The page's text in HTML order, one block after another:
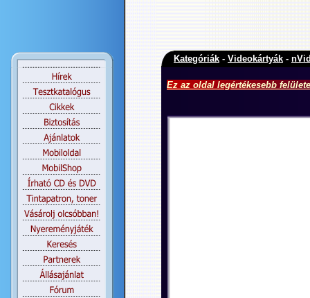
Kategóriák - Videokártyák -
Ez az oldal legértékesebb